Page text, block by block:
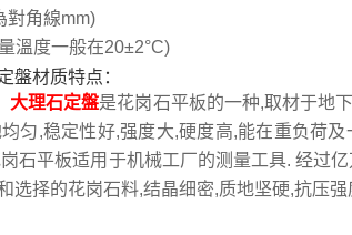
對角線mm)
溫度一般在20±2°C)
盤材质特点：
大理石定盤是花岗石平板的一种,取材于地
匀,稳定性好,强度大,硬度高,能在重负荷
石平板适用于机械工厂的测量工具. 经过
选择的花岗石料,结晶细密,质地坚硬,抗压